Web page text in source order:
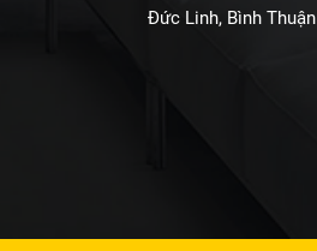
Đức Linh, Bình Thuận